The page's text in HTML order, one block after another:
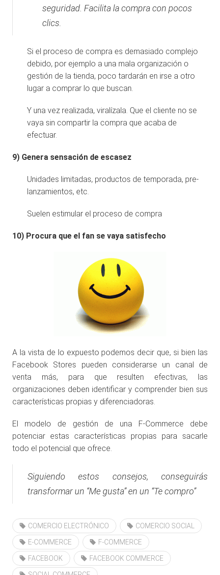
seguridad. Facilita la compra con pocos
clics.
Si el proceso de compra es demasiado complejo
debido, por ejemplo a una mala organización o
gestión de la tienda, poco tardarán en irse a otro
lugar a comprar lo que buscan.
Y una vez realizada, viralízala. Que el cliente no se
vaya sin compartir la compra que acaba de
efectuar.
9) Genera sensación de escasez
Unidades limitadas, productos de temporada, pre-
lanzamientos, etc.
Suelen estimular el proceso de compra
10) Procura que el fan se vaya satisfecho
A la vista de lo expuesto podemos decir que, si bien las
Facebook Stores pueden considerarse un canal de
venta más, para que resulten efectivas, las
organizaciones deben identificar y comprender bien sus
características propias y diferenciadoras.
El modelo de gestión de una F-Commerce debe
potenciar estas características propias para sacarle
todo el potencial que ofrece.
Siguiendo estos consejos, conseguirás
transformar un “Me gusta” en un “Te compro”
COMERCIO ELECTRÓNICO COMERCIO SOCIAL
E-COMMERCE F-COMMERCE
FACEBOOK FACEBOOK COMMERCE